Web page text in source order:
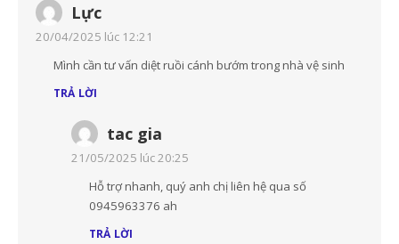
Lực
20/04/2025 lúc 12:21
Mình cần tư vấn diệt ruồi cánh bướm trong nhà vệ sinh
TRẢ LỜI
tac gia
21/05/2025 lúc 20:25
Hỗ trợ nhanh, quý anh chị liên hệ qua số
0945963376 ah
TRẢ LỜI